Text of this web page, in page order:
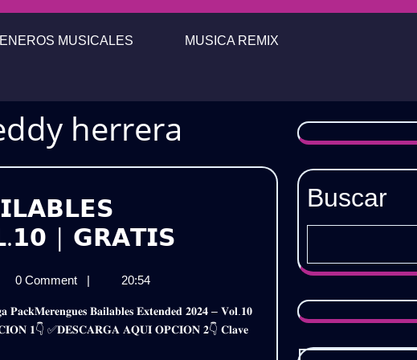
MUSICALES MUSICA REMIX
herrera
| 𝗚𝗥𝗔𝗧𝗜𝗦
𝗠𝗘𝗥𝗘𝗡𝗚𝗨𝗘𝗦
𝗕𝗔𝗜𝗟𝗔𝗕𝗟𝗘𝗦
𝗘𝗫𝗧𝗘𝗡𝗗𝗘𝗗
0 Comment | 20:54
𝟏👇 ✅𝐃𝐄𝐒𝐂𝐀𝐑𝐆𝐀 𝐀𝐐𝐔𝐈 𝐎𝐏𝐂𝐈𝐎𝐍 𝟐👇 𝐂𝐥𝐚𝐯𝐞
Buscar